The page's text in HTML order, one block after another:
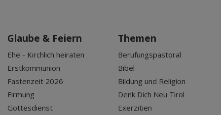
Glaube & Feiern
Ehe - Kirchlich heiraten
Erstkommunion
Fastenzeit 2026
Firmung
Gottesdienst
Themen
Berufungspastoral
Bibel
Bildung und Religion
Denk Dich Neu Tirol
Exerzitien